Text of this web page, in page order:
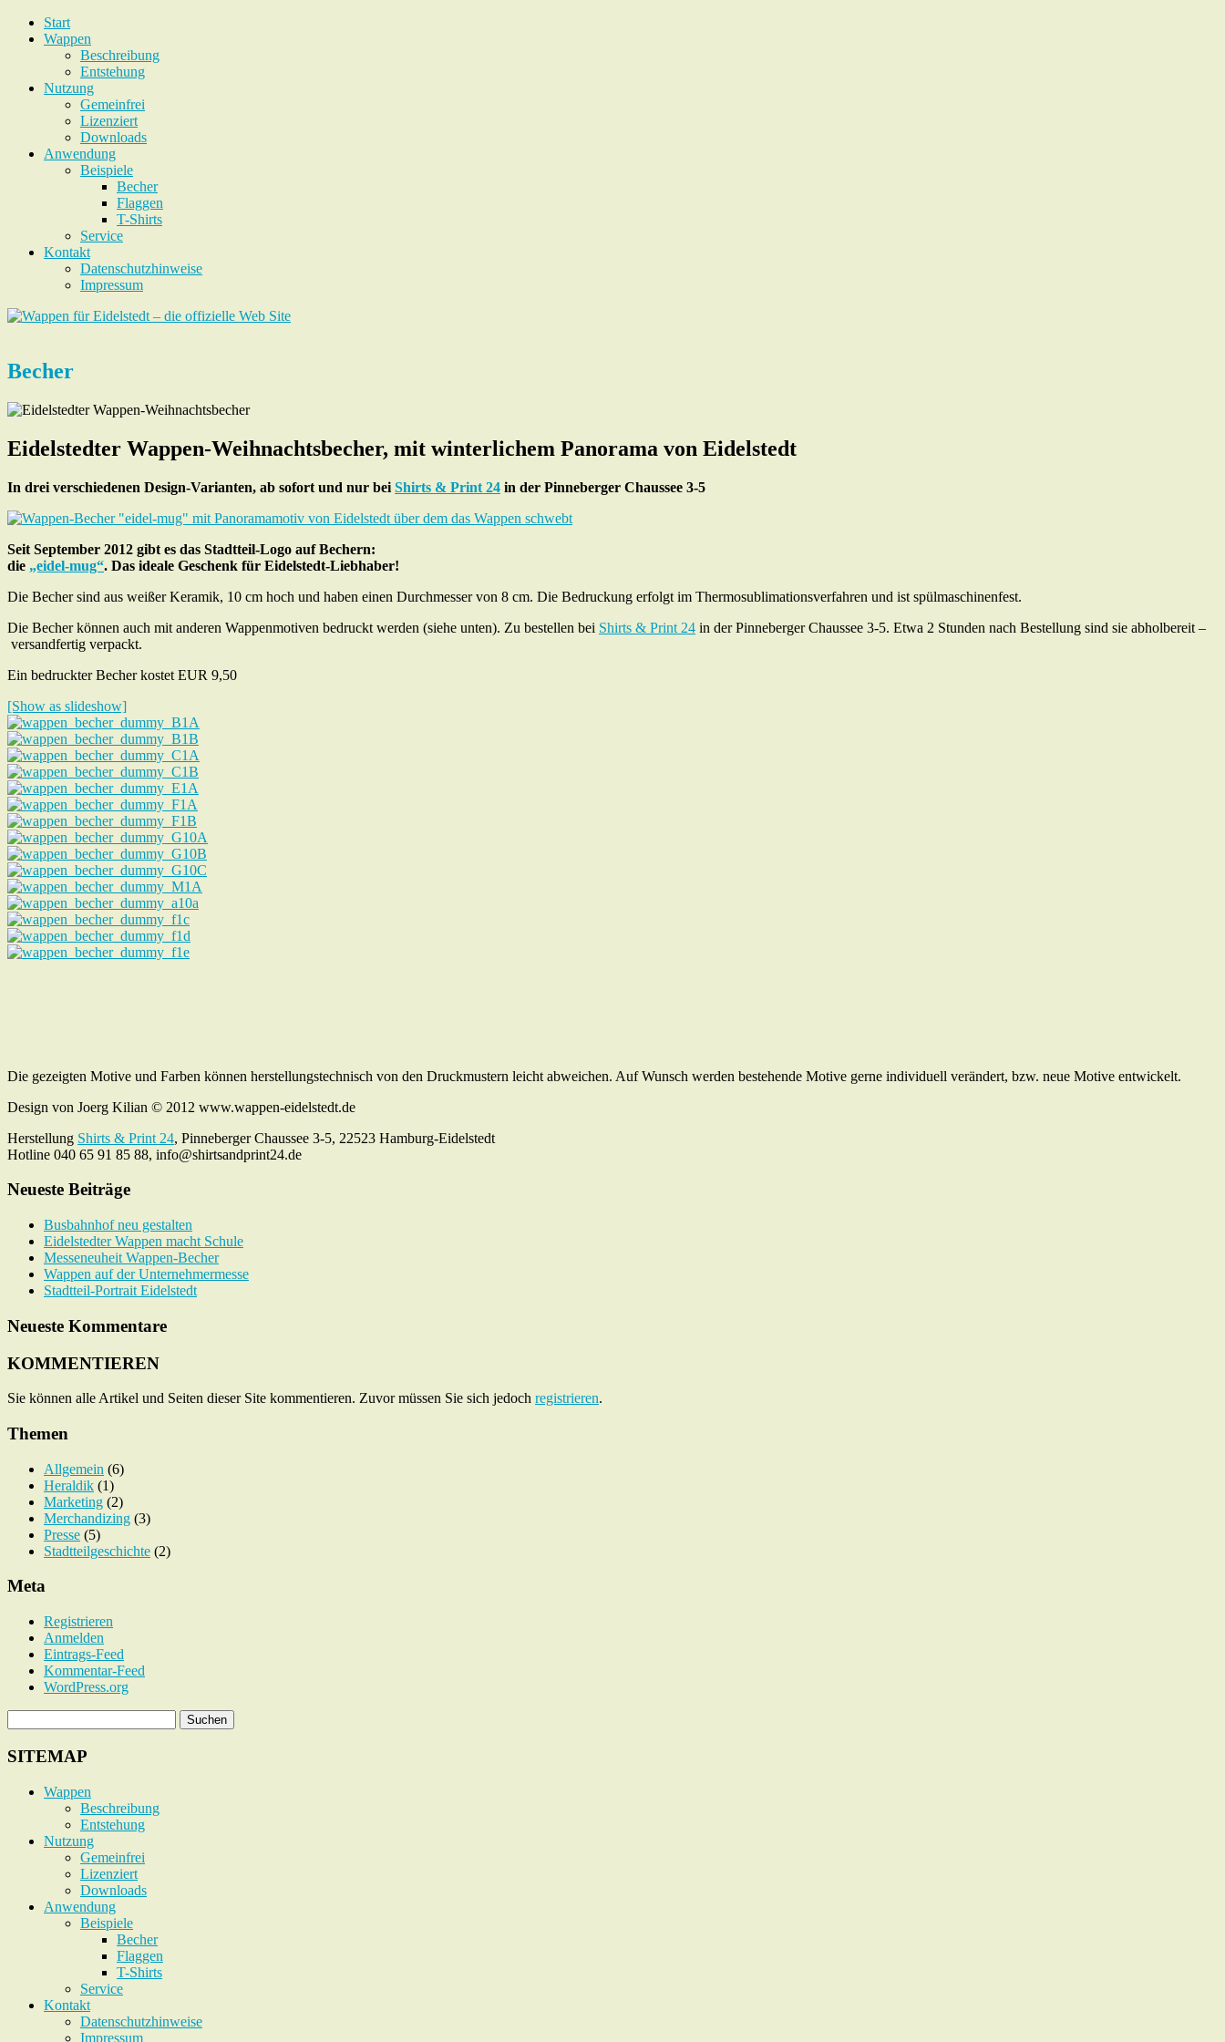
Start
Wappen
Beschreibung
Entstehung
Nutzung
Gemeinfrei
Lizenziert
Downloads
Anwendung
Beispiele
Becher
Flaggen
T-Shirts
Service
Kontakt
Datenschutzhinweise
Impressum
Becher
Eidelstedter Wappen-Weihnachtsbecher, mit winterlichem Panorama von Eidelstedt
In drei verschiedenen Design-Varianten, ab sofort und nur bei Shirts & Print 24 in der Pinneberger Chaussee 3-5
Seit September 2012 gibt es das Stadtteil-Logo auf Bechern:
die „eidel-mug“. Das ideale Geschenk für Eidelstedt-Liebhaber!
Die Becher sind aus weißer Keramik, 10 cm hoch und haben einen Durchmesser von 8 cm. Die Bedruckung erfolgt im Thermosublimationsverfahren und ist spülmaschinenfest.
Die Becher können auch mit anderen Wappenmotiven bedruckt werden (siehe unten). Zu bestellen bei Shirts & Print 24 in der Pinneberger Chaussee 3-5. Etwa 2 Stunden nach Bestellung sind sie abholbereit –
versandfertig verpackt.
Ein bedruckter Becher kostet EUR 9,50
[Show as slideshow]
Die gezeigten Motive und Farben können herstellungstechnisch von den Druckmustern leicht abweichen. Auf Wunsch werden bestehende Motive gerne individuell verändert, bzw. neue Motive entwickelt.
Design von Joerg Kilian © 2012 www.wappen-eidelstedt.de
Herstellung Shirts & Print 24, Pinneberger Chaussee 3-5, 22523 Hamburg-Eidelstedt
Hotline 040 65 91 85 88, info@shirtsandprint24.de
Neueste Beiträge
Busbahnhof neu gestalten
Eidelstedter Wappen macht Schule
Messeneuheit Wappen-Becher
Wappen auf der Unternehmermesse
Stadtteil-Portrait Eidelstedt
Neueste Kommentare
KOMMENTIEREN
Sie können alle Artikel und Seiten dieser Site kommentieren. Zuvor müssen Sie sich jedoch registrieren.
Themen
Allgemein (6)
Heraldik (1)
Marketing (2)
Merchandizing (3)
Presse (5)
Stadtteilgeschichte (2)
Meta
Registrieren
Anmelden
Eintrags-Feed
Kommentar-Feed
WordPress.org
SITEMAP
Wappen
Beschreibung
Entstehung
Nutzung
Gemeinfrei
Lizenziert
Downloads
Anwendung
Beispiele
Becher
Flaggen
T-Shirts
Service
Kontakt
Datenschutzhinweise
Impressum